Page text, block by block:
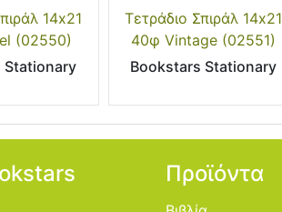
14x21
(02550)
Stationary
Τετράδιο Σπιράλ 14x21
40φ Vintage (02551)
Bookstars Stationary
Προϊόντα